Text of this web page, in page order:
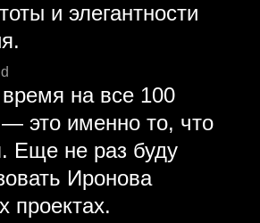
и элегантности
на все 100
это именно то, что
Еще не раз буду
Иронова
проектах.